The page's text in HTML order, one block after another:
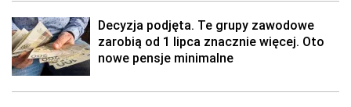
Decyzja podjęta. Te grupy zawodowe
zarobią od 1 lipca znacznie więcej. Oto
nowe pensje minimalne